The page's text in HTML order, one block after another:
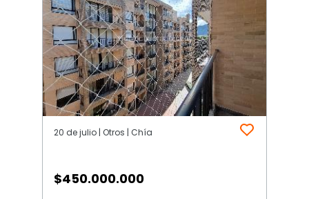
20 de julio | Otros | Chía
$450.000.000